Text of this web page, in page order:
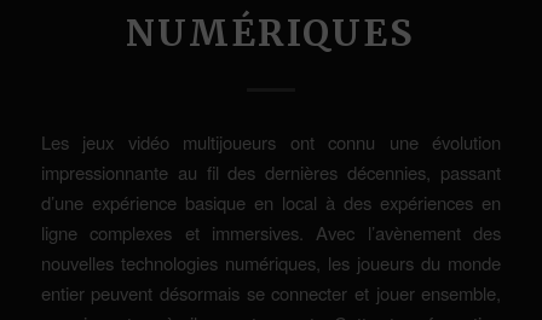
NUMÉRIQUES
Les jeux vidéo multijoueurs ont connu une évolution
impressionnante au fil des dernières décennies, passant
d’une expérience basique en local à des expériences en
ligne complexes et immersives. Avec l’avènement des
nouvelles technologies numériques, les joueurs du monde
entier peuvent désormais se connecter et jouer ensemble,